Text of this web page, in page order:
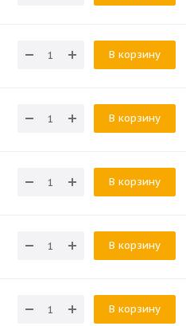
В корзину
В корзину
В корзину
В корзину
В корзину